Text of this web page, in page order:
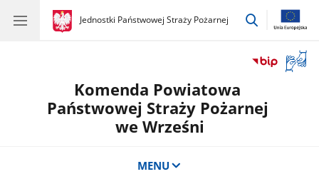
gov.pl
Jednostki Państwowej Straży Pożarnej
gov.pl
Jednostki
przejdź
okno
Komenda Powiatowa
Państwowej Straży Pożarnej
we Wrześni
MENU